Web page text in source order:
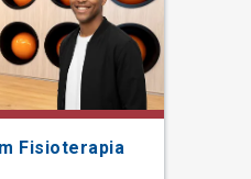
Fisioterapia